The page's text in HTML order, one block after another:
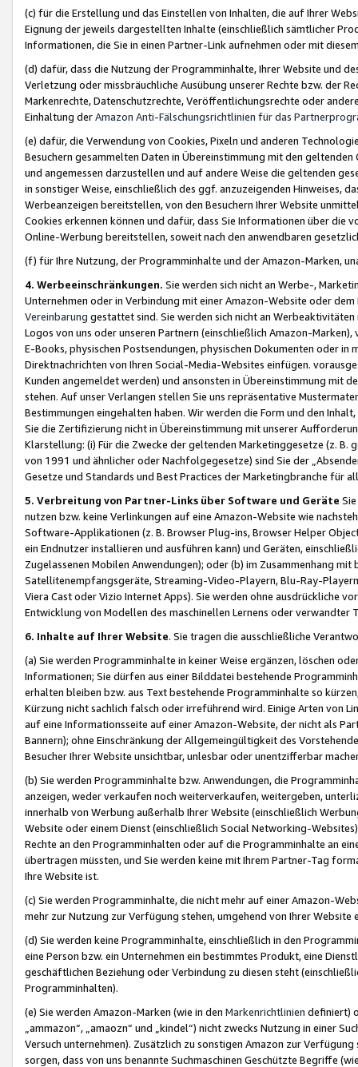
(c) für die Erstellung und das Einstellen von Inhalten, die auf Ihrer
Eignung der jeweils dargestellten Inhalte (einschließlich sämtlicher
Informationen, die Sie in einen Partner-Link aufnehmen oder mit
(d) dafür, dass die Nutzung der Programminhalte, Ihrer Website und
Verletzung oder missbräuchliche Ausübung unserer Rechte bzw. der
Markenrechte, Datenschutzrechte, Veröffentlichungsrechte oder
Einhaltung derAmazon Anti-Fälschungsrichtlinien für das
(e) dafür, die Verwendung von Cookies, Pixeln und anderen
Besuchern gesammelten Daten in Übereinstimmung mit den
und angemessen darzustellen und auf andere Weise die geltenden
in sonstiger Weise, einschließlich des ggf. anzuzeigenden Hinweises,
Werbeanzeigen bereitstellen, von den Besuchern Ihrer Website
Cookies erkennen können und dafür, dass Sie Informationen über die
Online-Werbung bereitstellen, soweit nach den anwendbaren
(f) für Ihre Nutzung, der Programminhalte und der Amazon-Marken,
4. Werbeeinschränkungen. Sie werden sich nicht an Werbe-,
Unternehmen oder in Verbindung mit einer Amazon-Website oder
Vereinbarung gestattet sind. Sie werden sich nicht an
Logos von uns oder unseren Partnern (einschließlich Amazon-
E-Books, physischen Postsendungen, physischen Dokumenten oder in
Direktnachrichten von Ihren Social-Media-Websites einfügen.
Kunden angemeldet werden) und ansonsten in Übereinstimmung mit
stehen. Auf unser Verlangen stellen Sie uns repräsentative
Bestimmungen eingehalten haben. Wir werden die Form und den
Sie die Zertifizierung nicht in Übereinstimmung mit unserer
Klarstellung: (i) Für die Zwecke der geltenden Marketinggesetze (z. B.
von 1991 und ähnlicher oder Nachfolgegesetze) sind Sie der
Gesetze und Standards und Best Practices der Marketingbranche für
5. Verbreitung von Partner-Links über Software und Geräte
nutzen bzw. keine Verlinkungen auf eine Amazon-Website wie
Software-Applikationen (z. B. Browser Plug-ins, Browser Helper
ein Endnutzer installieren und ausführen kann) und Geräten,
Zugelassenen Mobilen Anwendungen); oder (b) im Zusammenhang
Satellitenempfangsgeräte, Streaming-Video-Playern, Blu-Ray-
Viera Cast oder Vizio Internet Apps). Sie werden ohne ausdrückliche
Entwicklung von Modellen des maschinellen Lernens oder
6. Inhalte auf Ihrer Website. Sie tragen die ausschließliche
(a) Sie werden Programminhalte in keiner Weise ergänzen, löschen
Informationen; Sie dürfen aus einer Bilddatei bestehende
erhalten bleiben bzw. aus Text bestehende Programminhalte so
Kürzung nicht sachlich falsch oder irreführend wird. Einige Arten von
auf eine Informationsseite auf einer Amazon-Website, der nicht als
Bannern); ohne Einschränkung der Allgemeingültigkeit des
Besucher Ihrer Website unsichtbar, unlesbar oder unentzifferbar
(b) Sie werden Programminhalte bzw. Anwendungen, die
anzeigen, weder verkaufen noch weiterverkaufen, weitergeben,
innerhalb von Werbung außerhalb Ihrer Website (einschließlich
Website oder einem Dienst (einschließlich Social Networking-
Rechte an den Programminhalten oder auf die Programminhalte an
übertragen müssten, und Sie werden keine mit Ihrem Partner-Tag
Ihre Website ist.
(c) Sie werden Programminhalte, die nicht mehr auf einer Amazon-
mehr zur Nutzung zur Verfügung stehen, umgehend von Ihrer
(d) Sie werden keine Programminhalte, einschließlich in den
eine Person bzw. ein Unternehmen ein bestimmtes Produkt, eine
geschäftlichen Beziehung oder Verbindung zu diesen steht
Programminhalten).
(e) Sie werden Amazon-Marken (wie in den Markenrichtlinien definiert)
„ammazon“, „amaozn“ und „kindel“) nicht zwecks Nutzung in einer
Versuch unternehmen). Zusätzlich zu sonstigen Amazon zur
sorgen, dass von uns benannte Suchmaschinen Geschützte Begriffe